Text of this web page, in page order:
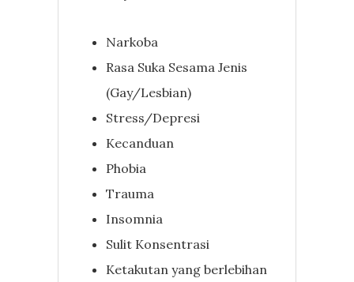
Narkoba
Rasa Suka Sesama Jenis
(Gay/Lesbian)
Stress/Depresi
Kecanduan
Phobia
Trauma
Insomnia
Sulit Konsentrasi
Ketakutan yang berlebihan